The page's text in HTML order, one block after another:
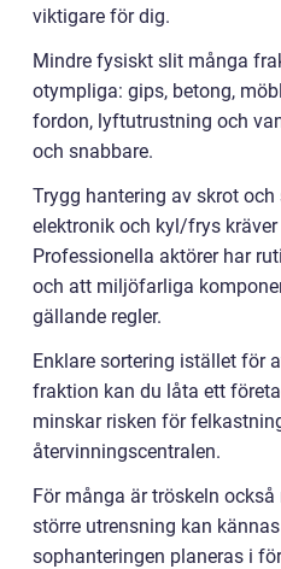
viktigare för dig.
Mindre fysiskt slit många
otympliga: gips, betong,
fordon, lyftutrustning och
och snabbare.
Trygg hantering av skrot
elektronik och kyl/frys
Professionella aktörer har
och att miljöfarliga
gällande regler.
Enklare sortering istället för
fraktion kan du låta ett
minskar risken för
återvinningscentralen.
För många är tröskeln
större utrensning kan
sophanteringen planeras i